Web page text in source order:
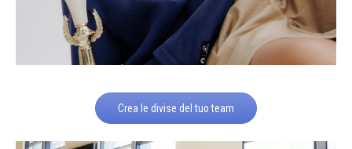
Crea le divise del tuo team